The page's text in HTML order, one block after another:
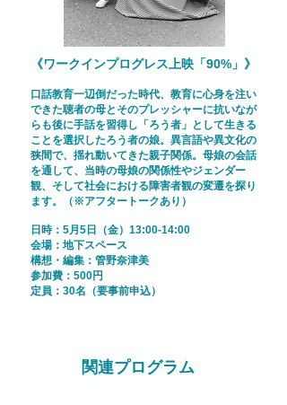
《ワークインプログレス上映「90%」》
口話教育一辺倒だった時代、教育に心身を注い
できた聴者の母とそのプレッシャーに抗いなが
らも後に手話を習得し「ろう者」として生きる
ことを選択したろう者の娘。異言語や異文化の
狭間で、揺れ動いてきた親子関係。母娘の会話
を通して、当時の母娘の関係性やジェンダー
観、そして社会における障害者観の変遷を探り
ます。（※アフタートークあり）
日時：5月5日（金）13:00-14:00
​会場：地下スペース
構想・編集：管野奈津美
参加費：500円
定員：30名（要事前申込）
​関連プログラム